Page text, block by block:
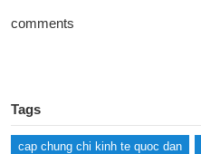
comments
Tags
cap chung chi kinh te quoc dan